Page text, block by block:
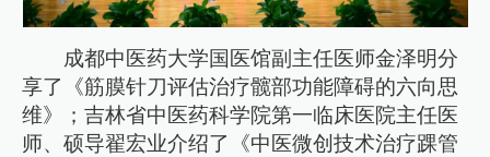
成都中医药大学国医馆副主任医师金泽明分
享了《筋膜针刀评估治疗髋部功能障碍的六向思
维》；吉林省中医药科学院第一临床医院主任医
师、硕导翟宏业介绍了《中医微创技术治疗踝管